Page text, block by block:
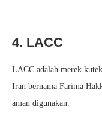
4. LACC
LACC adalah merek
Iran bernama Farima
aman digunakan.